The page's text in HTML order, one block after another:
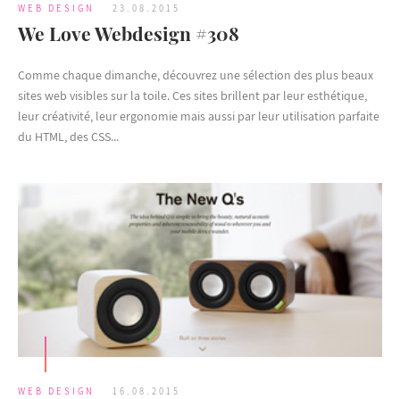
WEB DESIGN 23.08.2015
We Love Webdesign #308
Comme chaque dimanche, découvrez une sélection des plus beaux
sites web visibles sur la toile. Ces sites brillent par leur esthétique,
leur créativité, leur ergonomie mais aussi par leur utilisation parfaite
du HTML, des CSS...
WEB DESIGN 16.08.2015